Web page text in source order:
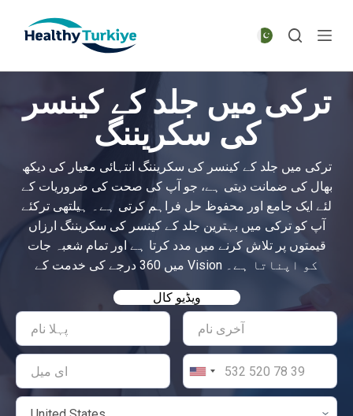
p
o
e
ترکی میں جلد کے کینسر
کی سکریننگ
ترکی میں جلد کے کینسر کی سکریننگ انتہائی معیار کی دیکھ
بھال کی ضمانت دیتی ہے، جو آپ کی صحت کی ضروریات کے
لئے ایک جامع اور محفوظ حل فراہم کرتی ہے۔ ہیلتھی ترکئے
آپ کو ترکی میں بہترین جلد کے کینسر کی سکریننگ ارزاں
قیمتوں پر تلاش کرنے میں مدد کرتا ہے اور تمام شعبہ جات
میں 360 درجے کی خدمت کے Vision کو اپناتا ہے۔
ویڈیو کال